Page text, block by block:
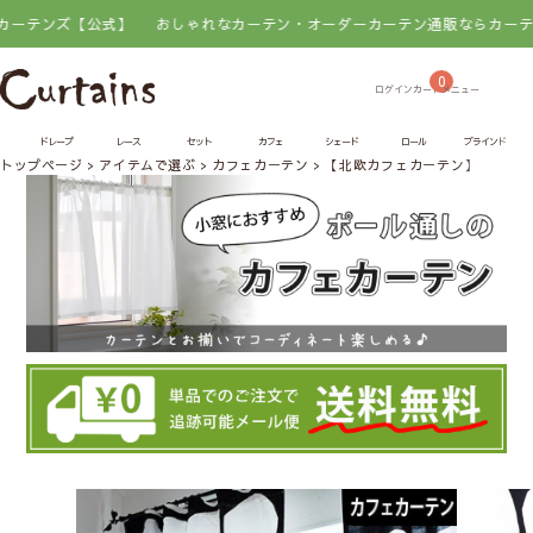
公式】 おしゃれなカーテン・オーダーカーテン通販ならカーテンズ【公
0
ドレープ レース セット カフェ シェード ロール ブラインド
トップページ アイテムで選ぶ カフェカーテン 【北欧カフェカーテン】キヴェ